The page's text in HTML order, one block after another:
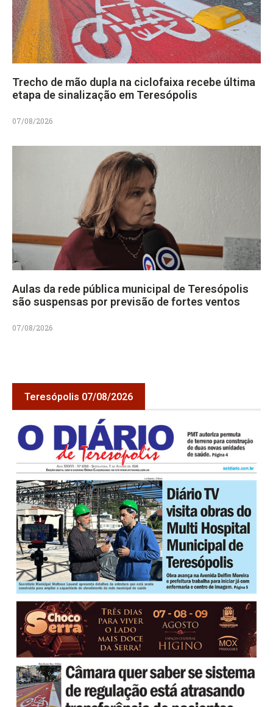
Trecho de mão dupla na ciclofaixa recebe última
etapa de sinalização em Teresópolis
07/08/2026
Aulas da rede pública municipal de Teresópolis
são suspensas por previsão de fortes ventos
07/08/2026
Teresópolis 07/08/2026